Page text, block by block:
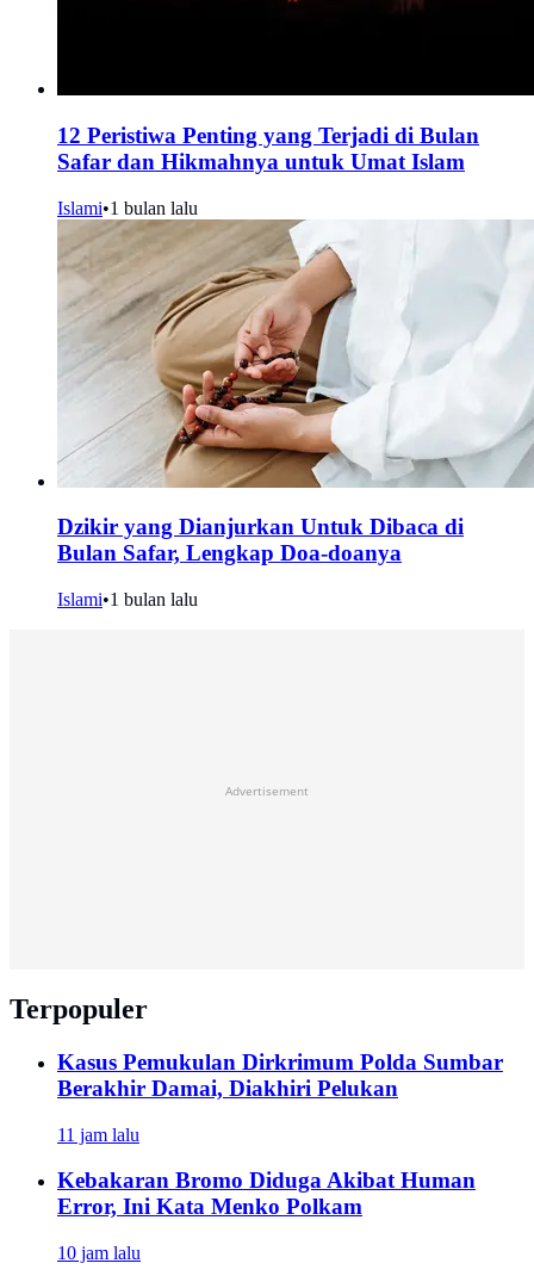
12 Peristiwa Penting yang Terjadi di Bulan
Safar dan Hikmahnya untuk Umat Islam
Islami•1 bulan lalu
Dzikir yang Dianjurkan Untuk Dibaca di
Bulan Safar, Lengkap Doa-doanya
Islami•1 bulan lalu
Advertisement
Terpopuler
Kasus Pemukulan Dirkrimum Polda Sumbar
Berakhir Damai, Diakhiri Pelukan
11 jam lalu
Kebakaran Bromo Diduga Akibat Human
Error, Ini Kata Menko Polkam
10 jam lalu